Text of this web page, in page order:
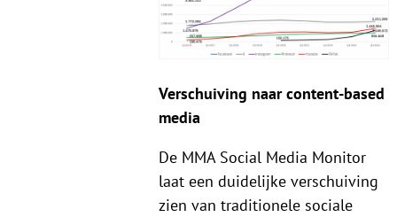
Verschuiving naar content-based
media
De MMA Social Media Monitor
laat een duidelijke verschuiving
zien van traditionele sociale